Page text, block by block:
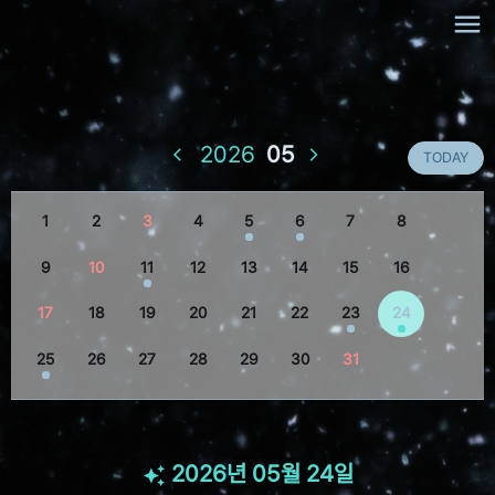
menu
arrow_back_ios 2026 05 arrow_forward_ios TODAY
1 2 3 4 5 6 7 8
9 10 11 12 13 14 15 16
17 18 19 20 21 22 23 24
25 26 27 28 29 30 31
auto_awesome 2026년 05월 24일